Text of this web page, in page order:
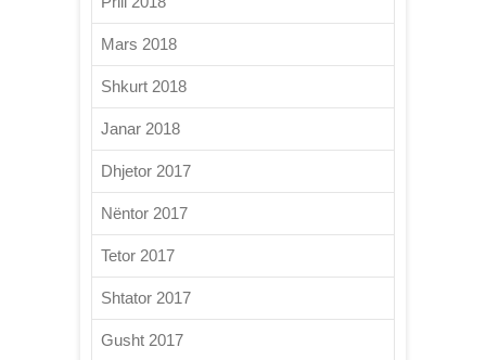
Mars 2018
Shkurt 2018
Janar 2018
Dhjetor 2017
Nëntor 2017
Tetor 2017
Shtator 2017
Gusht 2017